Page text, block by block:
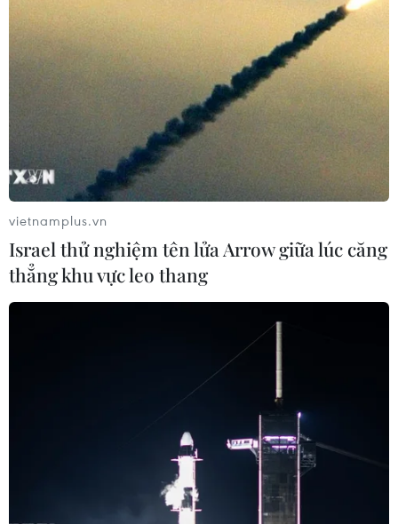
vietnamplus.vn
Israel thử nghiệm tên lửa Arrow giữa lúc căng
thẳng khu vực leo thang